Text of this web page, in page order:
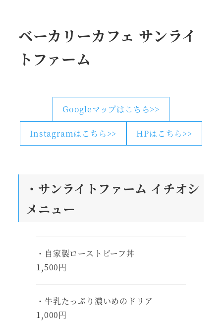
ベーカリーカフェ サンライ
トファーム
Googleマップはこちら>>
Instagramはこちら>> HPはこちら>>
・サンライトファーム イチオシ
メニュー
・自家製ローストビーフ丼
1,500円
・牛乳たっぷり濃いめのドリア
1,000円